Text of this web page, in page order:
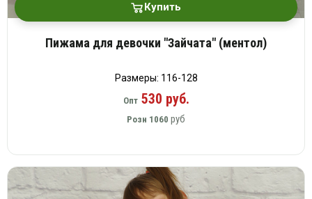
Купить
Пижама для девочки "Зайчата" (ментол)
Размеры: 116-128
Опт530 руб.
Розн 1060 руб